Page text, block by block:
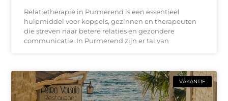
Relatietherapie in Purmerend is een essentieel
hulpmiddel voor koppels, gezinnen en therapeuten
die streven naar betere relaties en gezondere
communicatie. In Purmerend zijn er tal van
VAKANTIE